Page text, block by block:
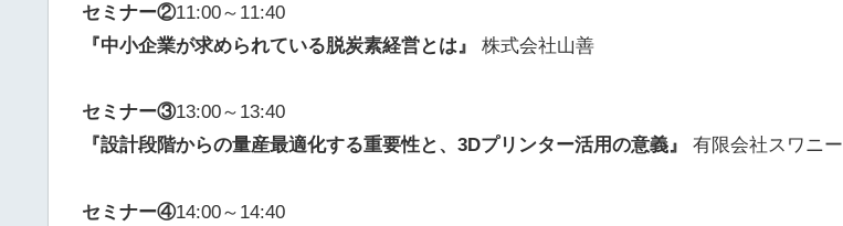
セミナー②11:00～11:40
『中小企業が求められている脱炭素経営とは』
株式会社山善
セミナー③13:00～13:40
『設計段階からの量産最適化する重要性と、3Dプリンター活用の意義』
有限会社スワニー
セミナー④14:00～14:40